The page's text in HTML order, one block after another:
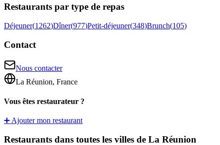
Restaurants par type de repas
Déjeuner(1262)Dîner(977)Petit-déjeuner(348)Brunch(105)
Contact
Nous contacter
La Réunion, France
Vous êtes restaurateur ?
➕ Ajouter mon restaurant
Restaurants dans toutes les villes de La Réunion